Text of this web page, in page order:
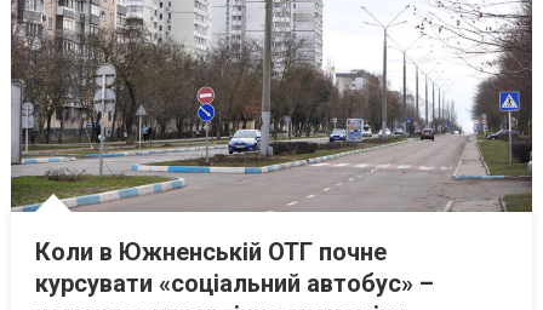
Коли в Южненській ОТГ почне
курсувати «соціальний автобус» –